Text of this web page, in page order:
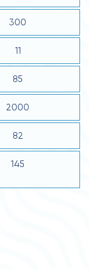
300
11
85
2000
82
145